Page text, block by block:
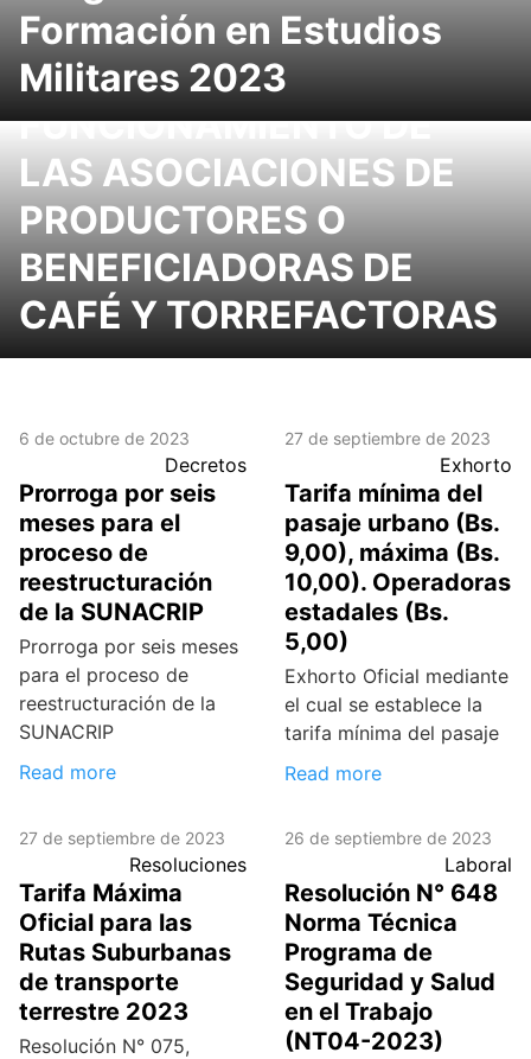
Formación en Estudios
Militares 2023
NORMAS PARA EL
FUNCIONAMIENTO DE
LAS ASOCIACIONES DE
PRODUCTORES O
BENEFICIADORAS DE
CAFÉ Y TORREFACTORAS
6 de octubre de 2023
Decretos
Prorroga por seis
meses para el
proceso de
reestructuración
de la SUNACRIP
Prorroga por seis meses
para el proceso de
reestructuración de la
SUNACRIP
Read more
27 de septiembre de 2023
Exhorto
Tarifa mínima del
pasaje urbano (Bs.
9,00), máxima (Bs.
10,00). Operadoras
estadales (Bs.
5,00)
Exhorto Oficial mediante
el cual se establece la
tarifa mínima del pasaje
Read more
27 de septiembre de 2023
Resoluciones
Tarifa Máxima
Oficial para las
Rutas Suburbanas
de transporte
terrestre 2023
Resolución N° 075,
26 de septiembre de 2023
Laboral
Resolución N° 648
Norma Técnica
Programa de
Seguridad y Salud
en el Trabajo
(NT04-2023)